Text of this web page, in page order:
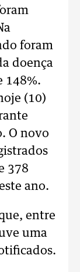
foram
doença
148%.
(10)
O novo
378
ano.
entre
uma